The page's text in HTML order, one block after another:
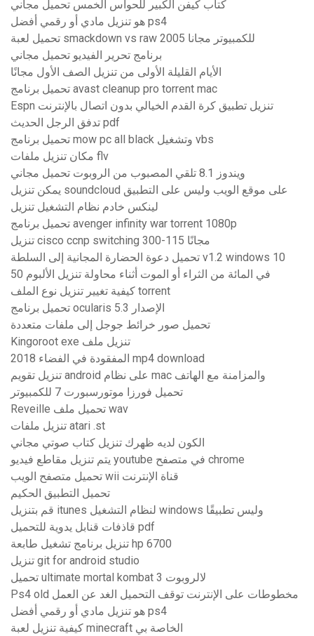
كتاب كيفن الكبير للحواس الخمس تحميل مجاني
هو تنزيل مادي أو رقمي أفضل ps4
تحميل لعبة smackdown vs raw 2005 للكمبيوتر مجانا
برنامج تحرير الفيديو تحميل مجاني
الأيام القليلة الأولى من تنزيل الصف الأول مجانًا
تحميل برنامج avast cleanup pro torrent mac
Espn تنزيل تطبيق كرة القدم الخيالي بدون اتصال بالإنترنت
تدفق الرجل الحديث pdf
تحميل برنامج mow pc all black وتشغيل vbs
مكان تنزيل ملفات flv
ويندوز 8.1 تلقي المصبوب من الروبوت تحميل مجاني
يمكن تنزيل soundcloud على موقع الويب وليس على التطبيق
لينكس خادم نظام التشغيل تنزيل
تحميل برنامج avenger infinity war torrent 1080p
تنزيل cisco ccnp switching 300-115 مجانًا
تحميل دعوة الحضارة المجانية إلى السلطة v1.2 windows 10
50 في المائة من الثراء أو الموت أثناء محاولة تنزيل الألبوم
كيفية تغيير تنزيل نوع الملف torrent
تحميل برنامج ocularis الإصدار 5.3
تحميل صور خرائط جوجل إلى ملفات متعددة
Kingoroot exe تنزيل ملف
المفقودة في الفضاء 2018 mp4 download
تنزيل تقويم android على نظام mac والمزامنة مع الهاتف
تحميل فورزا موتورسبورت 7 للكمبيوتر
Reveille تحميل ملف wav
تنزيل ملفات atari .st
الكون لديه ظهرك تنزيل كتاب صوتي مجاني
يتم تنزيل مقاطع فيديو youtube في متصفح chrome
تحميل متصفح الويب wii قناة الإنترنت
تحميل التطبيق الحكيم
قم بتنزيل itunes لنظام التشغيل windows وليس تطبيقًا
قاذفات قنابل يدوية للتحميل pdf
تنزيل برنامج تشغيل طابعة hp 6700
تنزيل git for android studio
تحميل ultimate mortal kombat 3 لالروبوت
Ps4 old مخطوطات على الإنترنت توقف التحميل الغد عن العمل
هو تنزيل مادي أو رقمي أفضل ps4
كيفية تنزيل لعبة minecraft الخاصة بي